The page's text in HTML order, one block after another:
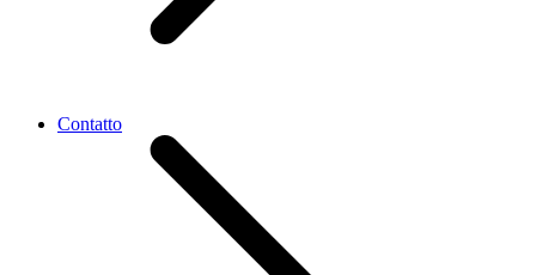
Contatto